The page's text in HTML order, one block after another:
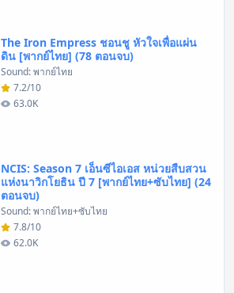
The Iron Empress ชอนชู หัวใจเพื่อแผ่น
ดิน [พากย์ไทย] (78 ตอนจบ)
Sound: พากย์ไทย
7.2/10
63.0K
NCIS: Season 7 เอ็นซีไอเอส หน่วยสืบสวน
แห่งนาวิกโยธิน ปี 7 [พากย์ไทย+ซับไทย] (24
ตอนจบ)
Sound: พากย์ไทย+ซับไทย
7.8/10
62.0K